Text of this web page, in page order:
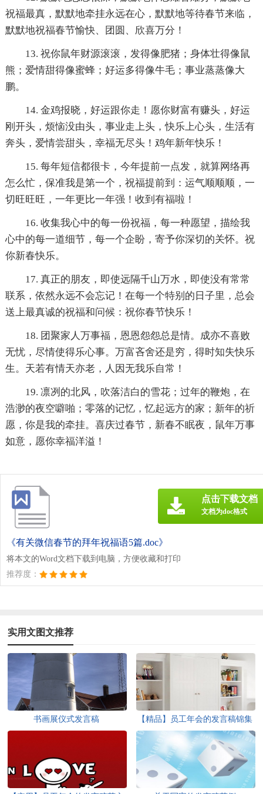
祝福最真，默默地牵挂永远在心，默默地等待春节来临，
默默地祝福春节愉快、团圆、欣喜万分！
13. 祝你鼠年财源滚滚，发得像肥猪；身体壮得像鼠
熊；爱情甜得像蜜蜂；好运多得像牛毛；事业蒸蒸像大
鹏。
14. 金鸡报晓，好运跟你走！愿你财富有赚头，好运
刚开头，烦恼没由头，事业走上头，快乐上心头，生活有
奔头，爱情尝甜头，幸福无尽头！鸡年新年快乐！
15. 每年短信都很卡，今年提前一点发，就算网络再
怎么忙，保准我是第一个，祝福提前到：运气顺顺顺，一
切旺旺旺，一年更比一年强！收到有福啦！
16. 收集我心中的每一份祝福，每一种愿望，描绘我
心中的每一道细节，每一个企盼，寄予你深切的关怀。祝
你新春快乐。
17. 真正的朋友，即使远隔千山万水，即使没有常常
联系，依然永远不会忘记！在每一个特别的日子里，总会
送上最真诚的祝福和问候：祝你春节快乐！
18. 团聚家人万事福，恩恩怨怨总是情。成亦不喜败
无忧，尽情使得乐心事。万富吝舍还是穷，得时知失快乐
生。天若有情天亦老，人因无我乐自常！
19. 凛冽的北风，吹落洁白的雪花；过年的鞭炮，在
浩渺的夜空噼啪；零落的记忆，忆起远方的家；新年的祈
愿，你是我的牵挂。喜庆过春节，新春不眠夜，鼠年万事
如意，愿你幸福洋溢！
《有关微信春节的拜年祝福语5篇.doc》
将本文的Word文档下载到电脑，方便收藏和打印
推荐度：
点击下载文档
文档为doc格式
实用文图文推荐
书画展仪式发言稿
【精品】员工年会的发言稿锦集
八篇